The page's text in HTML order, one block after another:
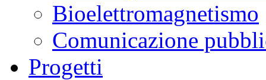
Bioelettromagnetismo
Comunicazione
Progetti